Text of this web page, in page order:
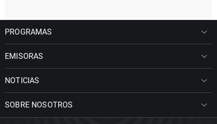
PROGRAMAS
EMISORAS
NOTICIAS
SOBRE NOSOTROS